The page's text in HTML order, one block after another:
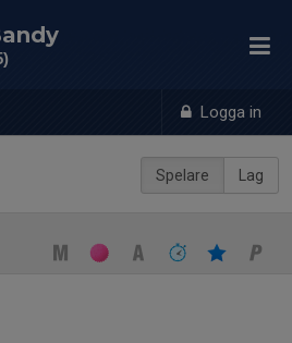
Logga in
Spelare Lag